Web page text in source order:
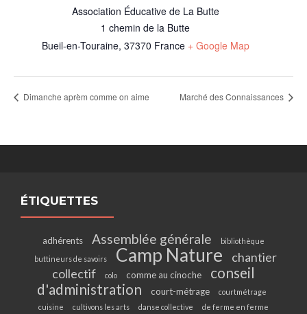
Association Éducative de La Butte
1 chemin de la Butte
Bueil-en-Touraine, 37370 France + Google Map
Dimanche aprèm comme on aime Marché des Connaissances
ÉTIQUETTES
adhérents Assemblée générale
bibliothèque
buttineurs de savoirs
Camp Nature
chantier
collectif
colo comme au cinoche
conseil
d'administration
court-métrage
courtmétrage
cuisine
cultivons les arts danse collective
de ferme en ferme